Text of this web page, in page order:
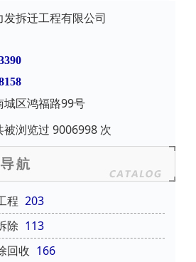
发拆迁工程有限公司
城区鸿福路99号
被浏览过 9006998 次
程 203
除 113
回收 166